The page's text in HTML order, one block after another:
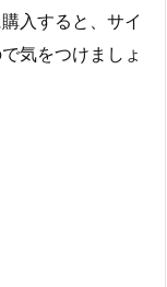
入すると、サイ
気をつけましょ